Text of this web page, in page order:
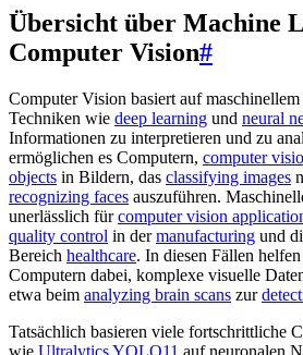
Übersicht über Machine
Computer Vision#
Computer Vision basiert auf
Techniken wie deep learning und neural
Informationen zu interpretieren und zu
ermöglichen es Computern, computer
objects in Bildern, das classifying images
recognizing faces auszuführen.
unerlässlich fürcomputer vision
quality control in dermanufacturing und
Bereich healthcare. In diesen Fällen helfen
Computern dabei, komplexe visuelle
etwa beim analyzing brain scans zur
Tatsächlich basieren viele fortschrittliche
wie Ultralytics YOLO11 auf neuronalen